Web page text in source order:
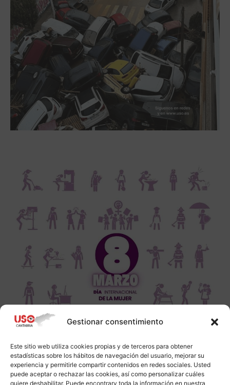
Gestionar consentimiento
Este sitio web utiliza cookies propias y de terceros para obtener
estadísticas sobre los hábitos de navegación del usuario, mejorar su
experiencia y permitirle compartir contenidos en redes sociales. Usted
puede aceptar o rechazar las cookies, así como personalizar cuáles
quiere deshabilitar. Puede encontrarv toda la información en nuestra